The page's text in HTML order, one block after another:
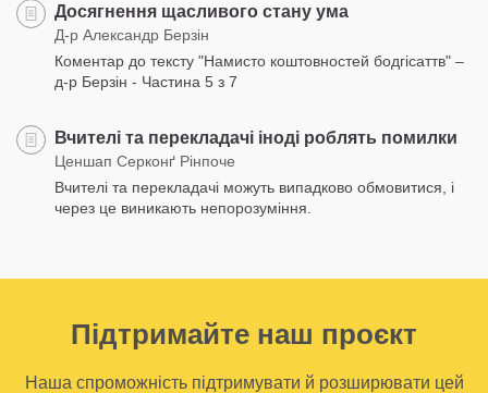
Досягнення щасливого стану ума
Д-р Александр Берзін
Коментар до тексту "Намисто коштовностей бодгісаттв" –
д-р Берзін - Частина 5 з 7
Вчителі та перекладачі іноді роблять помилки
Ценшап Серконґ Рінпоче
Вчителі та перекладачі можуть випадково обмовитися, і
через це виникають непорозуміння.
Підтримайте наш проєкт
Наша спроможність підтримувати й розширювати цей